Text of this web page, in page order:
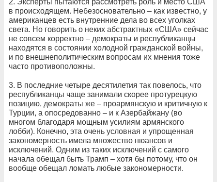
в происходящем. Небезосновательно – как известно, у
американцев есть внутренние дела во всех уголках
света. Но говорить о неких абстрактных «США» сейчас
не совсем корректно – демократы и республиканцы
находятся в состоянии холодной гражданской войны,
и по внешнеполитическим вопросам их мнения тоже
часто противоположны.
3. В последние четыре десятилетия так повелось, что
республиканцы чаще занимали скорее протурецкую
позицию, демократы же – проармянскую и критичную к
Турции, а опосредованно – и к Азербайжану (во
многом благодаря мощным усилиям армянского
лобби). Конечно, эта очень условная и упрощенная
закономерность имела множество нюансов и
исключений. Одним из таких исключений с самого
начала обещал быть Трамп – хотя бы потому, что он
вообще обещал ломать любые закономерности.